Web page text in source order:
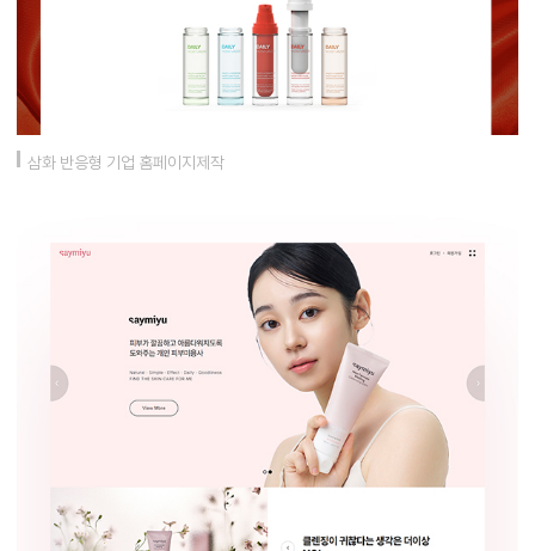
삼화 반응형 기업 홈페이지제작